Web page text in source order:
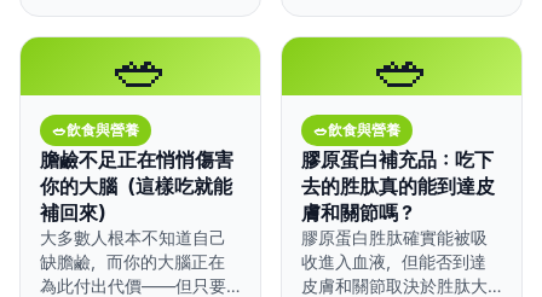
的補充來源。
🥗
🥗飲食與營養
膽鹼不足正在悄悄傷害
你的大腦（這樣吃就能
補回來）
大多數人根本不知道自己
缺膽鹼，而你的大腦正在
為此付出代價——但只要
🥗
🥗飲食與營養
膠原蛋白補充品：吃下
去的胜肽真的能到達皮
膚和關節嗎？
膠原蛋白胜肽確實能被吸
收進入血液，但能否到達
皮膚和關節取決於胜肽大